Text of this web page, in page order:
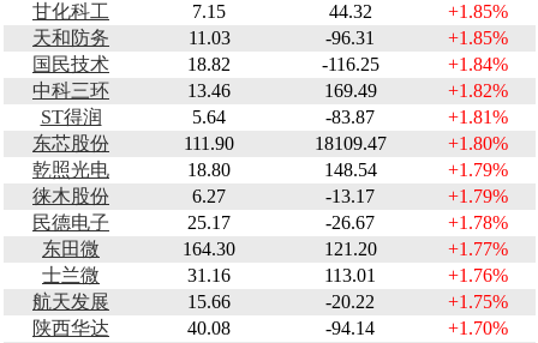
甘化科工
7.15 44.32
+1.85%
天和防务
11.03 -96.31
+1.85%
国民技术
18.82 -116.25
+1.84%
中科三环
13.46 169.49
+1.82%
ST得润
5.64 -83.87
+1.81%
东芯股份
111.90 18109.47
+1.80%
乾照光电
18.80 148.54
+1.79%
徕木股份
6.27 -13.17
+1.79%
民德电子
25.17 -26.67
+1.78%
东田微
164.30 121.20
+1.77%
士兰微
31.16 113.01
+1.76%
航天发展
15.66 -20.22
+1.75%
陕西华达
40.08 -94.14
+1.70%